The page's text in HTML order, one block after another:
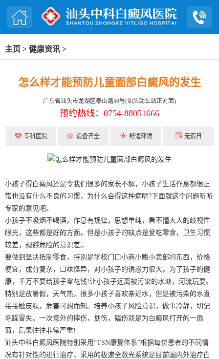
主页 > 健康资讯 >
怎么样才能预防儿童面部白癜风的发生
广东省汕头市龙湖区泰山路50号(汕头动车站正对面)
预约热线：0754-88051666
专科医院 设备齐全 舒适环境 无假日
小孩子得白癜风还是令我们很多的家长不解，小孩子生活作息都很正
常也没有什么不良的习惯，为什么会得这种病呢?下面就这个问题听听
专家的意见吧。
小孩子不吸烟不喝酒，作息有规律，思想单纯，看不懂大人的歧视性
眼光，这些都是好的方面。但是小孩子的缺点是爱吃零食，卫生习惯
较差，规避危险的意识差。
要做到坚决抵制零食，特别是学校门口小商小贩小卖部的东西，价格
便宜，成分复杂，口味怪异，对小孩子的诱惑力很大。为了孩子的健
康，千万不要给孩子零花钱!让小孩子远离被污染的水塘，河流玩耍。
特别是放暑假，天气热，很多小孩子喜欢亲近水，但是被污染的水直
接接触皮肤，危害可想而知。培养小孩子风险意识，做事冷静，切记
毛躁冒失。一次意外的摔伤，划伤，磕伤就是为白癜风打开的一扇
窗，后果往往非常严重!
汕头中科白癜风医院特别采用“TSN康复体系”根据每位患者的不同情
况有针对性的进行治疗，采用的极速全激光系统是目前国内外治疗白